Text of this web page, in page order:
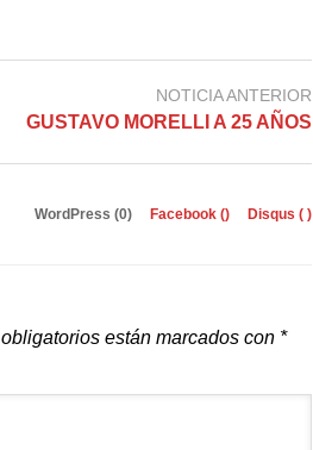
NOTICIA ANTERIOR
GUSTAVO MORELLI A 25 AÑOS
WordPress (0) Facebook () Disqus ( )
están marcados con *